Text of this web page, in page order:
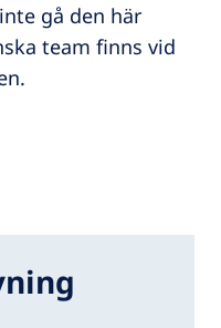
gå den här
team finns vid